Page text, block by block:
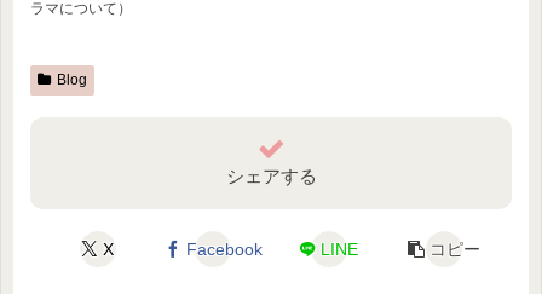
ラマについて）
Blog
シェアする
X Facebook LINE コピー